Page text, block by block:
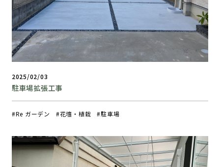
2025/02/03
駐車場拡張工事
Re ガーデン 花壇・植栽 駐車場